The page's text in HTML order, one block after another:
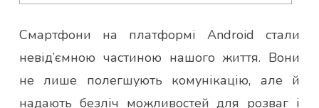
Смартфони на платформі Android стали
невід’ємною частиною нашого життя. Вони
не лише полегшують комунікацію, але й
надають безліч можливостей для розваг і